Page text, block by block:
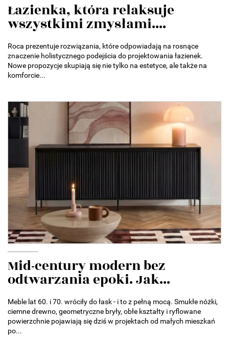
Łazienka, która relaksuje
wszystkimi zmysłami....
Roca prezentuje rozwiązania, które odpowiadają na rosnące
znaczenie holistycznego podejścia do projektowania łazienek.
Nowe propozycje skupiają się nie tylko na estetyce, ale także na
komforcie...
Mid-century modern bez
odtwarzania epoki. Jak...
Meble lat 60. i 70. wróciły do łask - i to z pełną mocą. Smukłe nóżki,
ciemne drewno, geometryczne bryły, obłe kształty i ryflowane
powierzchnie pojawiają się dziś w projektach od małych mieszkań
po...